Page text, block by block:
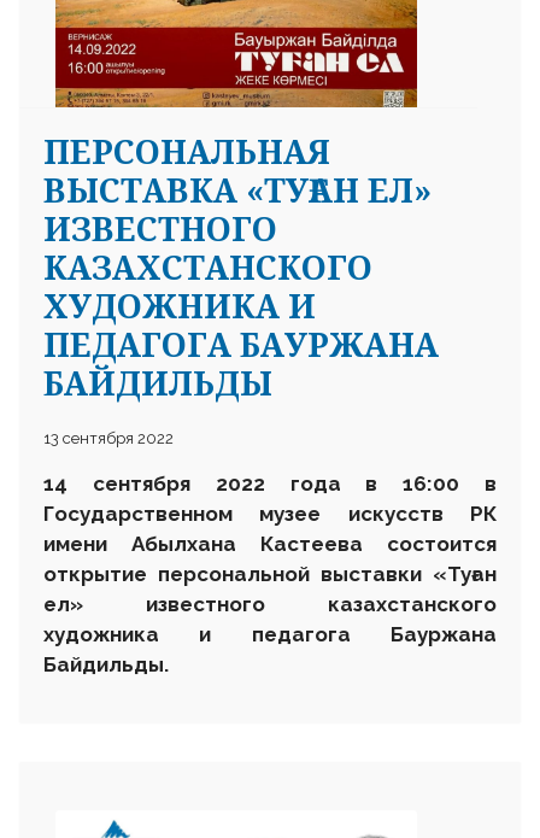
ПЕРСОНАЛЬНАЯ
ВЫСТАВКА «ТУҒАН ЕЛ»
ИЗВЕСТНОГО
КАЗАХСТАНСКОГО
ХУДОЖНИКА И
ПЕДАГОГА БАУРЖАНА
БАЙДИЛЬДЫ
13 сентября 2022
14 сентября 2022 года в 16:00 в
Государственном музее искусств РК
имени Абылхана Кастеева состоится
открытие персональной выставки «Туған
ел» известного казахстанского
художника и педагога Бауржана
Байдильды.